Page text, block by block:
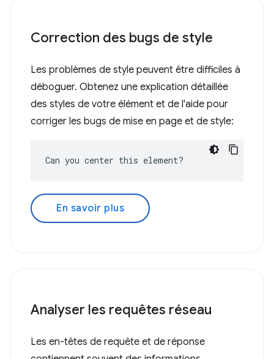
Correction des bugs de style
Les problèmes de style peuvent être difficiles à
déboguer. Obtenez une explication détaillée
des styles de votre élément et de l'aide pour
corriger les bugs de mise en page et de style:
Can you center this element?
En savoir plus
Analyser les requêtes réseau
Les en-têtes de requête et de réponse